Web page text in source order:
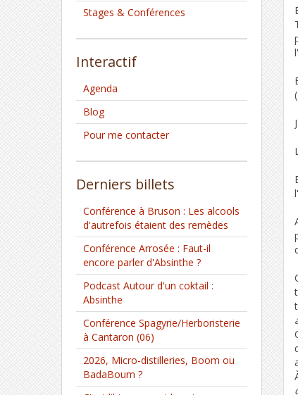
Stages & Conférences
Interactif
Agenda
Blog
Pour me contacter
Derniers billets
Conférence à Bruson : Les alcools
d'autrefois étaient des remèdes
Conférence Arrosée : Faut-il
encore parler d'Absinthe ?
Podcast Autour d'un coktail :
Absinthe
Conférence Spagyrie/Herboristerie
à Cantaron (06)
2026, Micro-distilleries, Boom ou
BadaBoum ?